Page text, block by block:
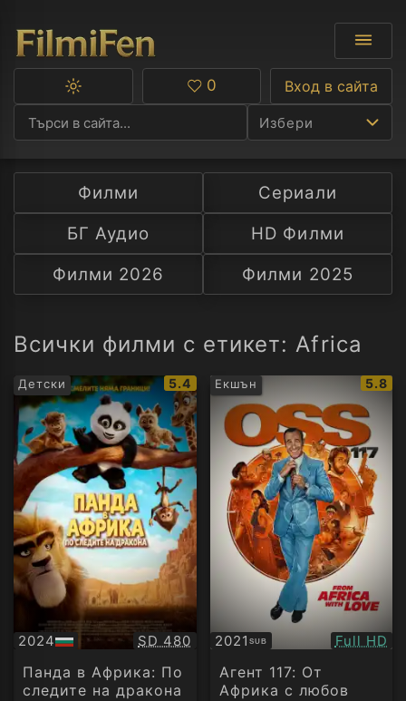
Избери
Ф
С
А
Превключване
тъмна
тема
Любими
0 Вход в сайта
Филми
Сериали
БГ Аудио
HD Филми
Филми 2026
Филми 2025
Всички филми с етикет: Africa
Детски
IMDb
рейтинг:
5.4
2024
БГ
аудио
Качество:
SD 480
Панда в Африка: По
следите на дракона
Екшън
IMDb
5.8
2021 SUB
Субтитри Full HD
Агент 117: От
Африка с любов